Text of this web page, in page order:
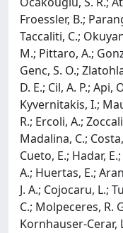
Froessler, B.;
Taccaliti, C.;
M.; Pittaro, A.;
Genc, S. O.;
D. E.; Cil, A. P.; Api,
Kyvernitakis, I.;
R.; Ercoli, A.;
Madalina, C.;
Cueto, E.; Hadar,
A.; Huertas, E.;
J. A.; Cojocaru, L.;
C.; Molpeceres, R.
Kornhauser-Cerar,